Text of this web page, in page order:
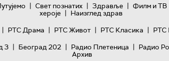
| Свет познатих | Здравље | Филм и ТВ
хероје | Наизглед здрав
| РТС Драма | РТС Живот | РТС Класика | РТС
3 | Београд 202 | Радио Плетеница | Радио
Архив